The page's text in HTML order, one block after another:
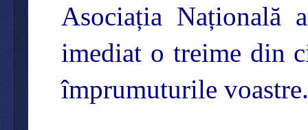
Asociația Națională
imediat o treime din
împrumuturile